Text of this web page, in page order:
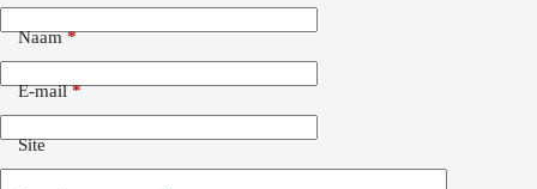
Naam*
E-mail*
Site